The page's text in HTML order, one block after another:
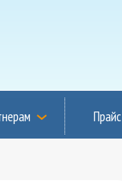
Прайс